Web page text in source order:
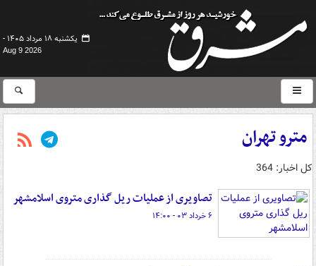
یکشنبه ۱۸ مرداد ۱۴۰۵ -
Aug 9 2026
مترو تهران
کل اخبار: 364
تصاویری از عملیات ریل گذاری متروی اسلامشهر
۶ خرداد ۰۳ - ۱۴:۰۰